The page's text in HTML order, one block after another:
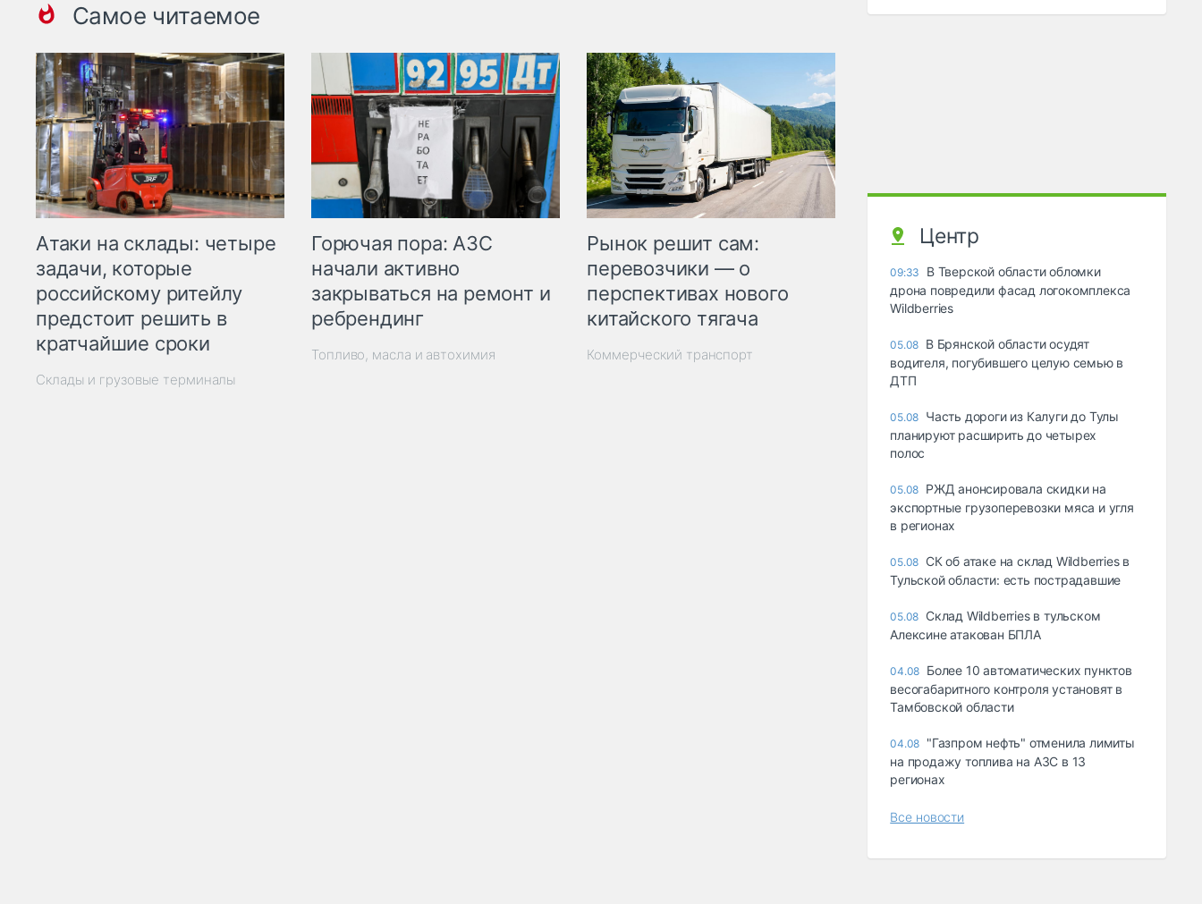
Самое читаемое
Атаки на склады: четыре
задачи, которые
российскому ритейлу
предстоит решить в
кратчайшие сроки
Склады и грузовые терминалы
Горючая пора: АЗС
начали активно
закрываться на ремонт и
ребрендинг
Топливо, масла и автохимия
Рынок решит сам:
перевозчики — о
перспективах нового
китайского тягача
Коммерческий транспорт
Центр
09:33
В Тверской области обломки
дрона повредили фасад логокомплекса
Wildberries
05.08 В Брянской области осудят
водителя, погубившего целую семью в
ДТП
05.08 Часть дороги из Калуги до Тулы
планируют расширить до четырех
полос
05.08 РЖД анонсировала скидки на
экспортные грузоперевозки мяса и угля
в регионах
05.08 СК об атаке на склад Wildberries в
Тульской области: есть пострадавшие
05.08 Склад Wildberries в тульском
Алексине атакован БПЛА
04.08 Более 10 автоматических пунктов
весогабаритного контроля установят в
Тамбовской области
04.08 "Газпром нефть" отменила лимиты
на продажу топлива на АЗС в 13
регионах
Все новости